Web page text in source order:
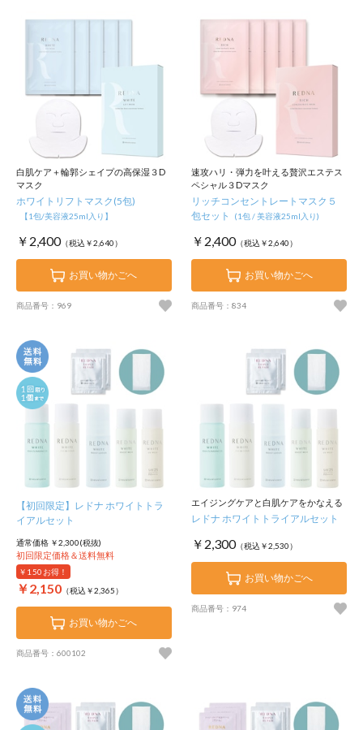
白肌ケア＋輪郭シェイプの高保湿３D
マスク
ホワイトリフトマスク(5包)
【1包/美容液25ml入り】
￥2,400（税込￥2,640）
お買い物かごへ
商品番号：969
速攻ハリ・弾力を叶える贅沢エステス
ペシャル３Dマスク
リッチコンセントレートマスク５
包セット
(1包 / 美容液25ml入り)
￥2,400（税込￥2,640）
お買い物かごへ
商品番号：834
【初回限定】レドナ ホワイトトラ
イアルセット
通常価格 ￥2,300(税抜)
初回限定価格＆送料無料
￥150 お得！
￥2,150 （税込￥2,365）
お買い物かごへ
商品番号：600102
エイジングケアと白肌ケアをかなえる
レドナ ホワイトトライアルセット
￥2,300（税込￥2,530）
お買い物かごへ
商品番号：974